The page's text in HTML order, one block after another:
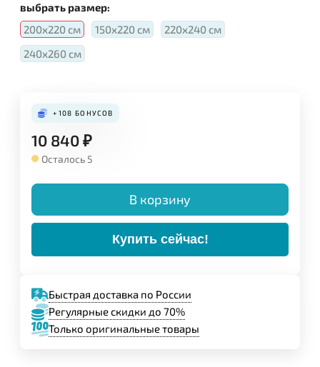
выбрать размер:
200х220 см
150х220 см
220х240 см
240х260 см
+108 БОНУСОВ
10 840₽
Осталось 5
В корзину
Купить сейчас!
Быстрая доставка по России
Регулярные скидки до 70%
Только оригинальные товары